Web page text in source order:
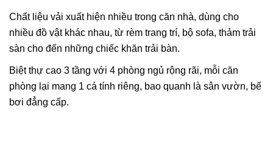
Chất liệu vải xuất hiện nhiều trong căn nhà, dùng cho
nhiều đồ vật khác nhau, từ rèm trang trí, bộ sofa, thảm trải
sàn cho đến những chiếc khăn trải bàn.
Biệt thự cao 3 tầng với 4 phòng ngủ rộng rãi, mỗi căn
phòng lại mang 1 cá tính riêng, bao quanh là sân vườn, bể
bơi đẳng cấp.